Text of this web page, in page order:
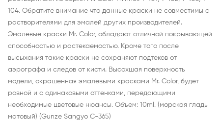
104. Обратите внимание что данные краски не совместимы с
растворителями для эмалей других производителей.
Эмалевые краски Mr. Color, обладают отличной покрывающей
способностью и растекаемостью. Кроме того после
высыхания такие краски не сохраняют подтеков от
аэрографа и следов от кисти. Высохшая поверхность
модели, окрашенная эмалевыми красками Mr. Color, будет
ровной и с одинаковыми оттенками, передающими
необходимые цветовые нюансы. Объем: 10ml. (морская гладь
матовый) (Gunze Sangyo C-365)